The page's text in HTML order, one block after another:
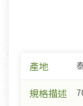
產地
規格描述